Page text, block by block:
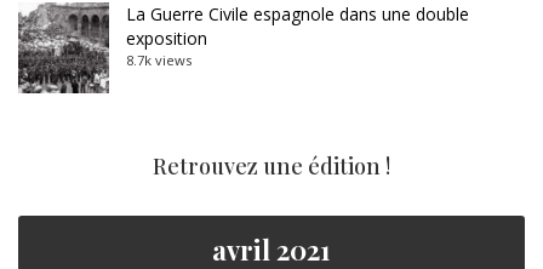
La Guerre Civile espagnole dans une double
exposition
8.7k views
Retrouvez une édition !
avril 2021